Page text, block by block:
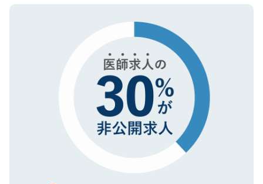
で、機密保持に関してもご安心ください。
ので、まずはご登録ください。